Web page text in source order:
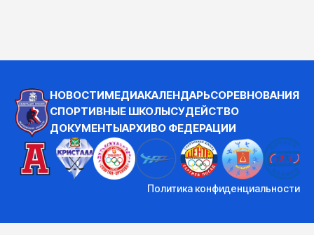
НОВОСТИМЕДИАКАЛЕНДАРЬСОРЕВНОВАНИЯ
СПОРТИВНЫЕ ШКОЛЫСУДЕЙСТВО
ДОКУМЕНТЫАРХИВО ФЕДЕРАЦИИ
Политика конфиденциальности